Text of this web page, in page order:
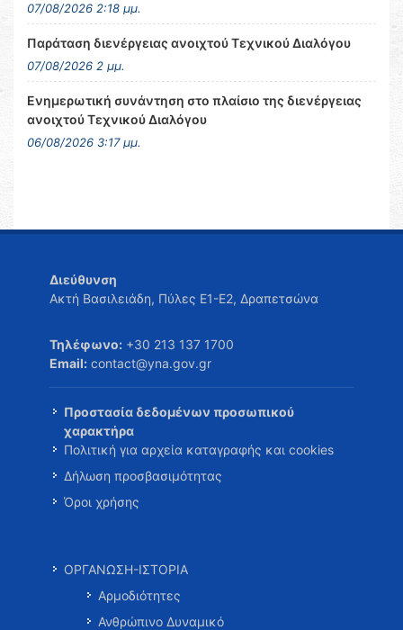
07/08/2026 2:18 μμ.
Παράταση διενέργειας ανοιχτού Τεχνικού Διαλόγου
07/08/2026 2 μμ.
Ενημερωτική συνάντηση στο πλαίσιο της διενέργειας
ανοιχτού Τεχνικού Διαλόγου
06/08/2026 3:17 μμ.
Διεύθυνση
Ακτή Βασιλειάδη, Πύλες Ε1-Ε2, Δραπετσώνα
Τηλέφωνο: +30 213 137 1700
Email: contact@yna.gov.gr
Προστασία δεδομένων προσωπικού
χαρακτήρα
Πολιτική για αρχεία καταγραφής και cookies
Δήλωση προσβασιμότητας
Όροι χρήσης
ΟΡΓΑΝΩΣΗ-ΙΣΤΟΡΙΑ
Αρμοδιότητες
Ανθρώπινο Δυναμικό